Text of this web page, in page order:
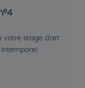
votre tirage d'art